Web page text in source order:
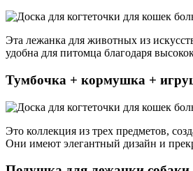
Эта лежанка для животных из
удобна для питомца благодаря
Тумбочка + кормушка +
Это коллекция из трех предметов,
Они имеют элегантный дизайн и